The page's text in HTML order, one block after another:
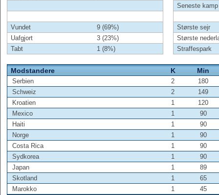
Vundet
9 (69%)
Uafgjort
3 (23%)
Tabt
1 (8%)
Seneste kamp
Største sejr
Største
Straffespark
Modstandere K Min
Serbien 2
180
Schweiz
2
149
Kroatien
1
120
Mexico
1
90
Haiti
1
90
Norge
1
90
Costa Rica
1
90
Sydkorea
1
90
Japan
1
89
Skotland
1
65
Marokko
1 45